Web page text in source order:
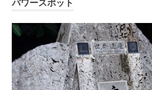
パワースポット